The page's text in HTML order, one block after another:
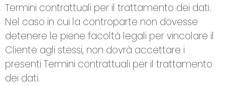
Termini contrattuali per il trattamento dei dati.
Nel caso in cui la controparte non dovesse
detenere le piene facoltà legali per vincolare il
Cliente agli stessi, non dovrà accettare i
presenti Termini contrattuali per il trattamento
dei dati.